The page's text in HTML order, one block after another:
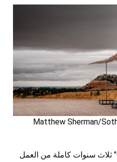
استغرق استخراج حفرية "Gus" ثلاث سنوات كاملة من العمل